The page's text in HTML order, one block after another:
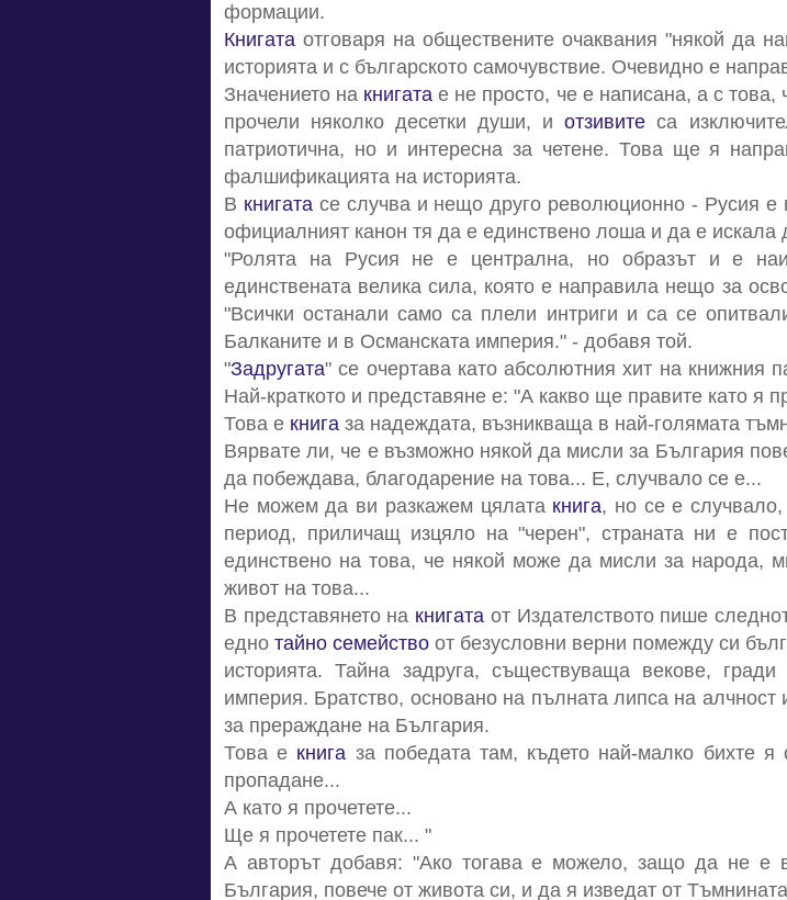
формации.
Книгата отговаря на обществените очаквания "някой да
историята и с българското самочувствие. Очевидно е
Значението на книгата е не просто, че е написана, а с
прочели няколко десетки души, иотзивите са
патриотична, но и интересна за четене. Това ще я
фалшификацията на историята.
В книгатасе случва и нещо друго революционно - Русия е
официалният канон тя да е единствено лоша и да е
"Ролята на Русия не е централна, но образът и е
единствената велика сила, която е направила нещо за
"Всички останали само са плели интриги и са се
Балканите и в Османската империя." - добавя той.
"Задругата" се очертава като абсолютния хит на книжния
Най-краткото и представяне е: "А какво ще правите като я
Това е книга за надеждата, възникваща в най-голямата
Вярвате ли, че е възможно някой да мисли за България
да побеждава, благодарение на това... Е, случвало се е...
Не можем да ви разкажем цялата книга, но се е
период, приличащ изцяло на "черен", страната ни е
единствено на това, че някой може да мисли за народа,
живот на това...
В представянето на книгата от Издателството пише
едно тайно семейство от безусловни верни помежду си
историята. Тайна задруга, съществуваща векове,
империя. Братство, основано на пълната липса на
за прераждане на България.
Това е книга за победата там, където най-малко бихте
пропадане...
А като я прочетете...
Ще я прочетете пак... "
А авторът добавя: "Ако тогава е можело, защо да не е
България, повече от живота си, и да я изведат от